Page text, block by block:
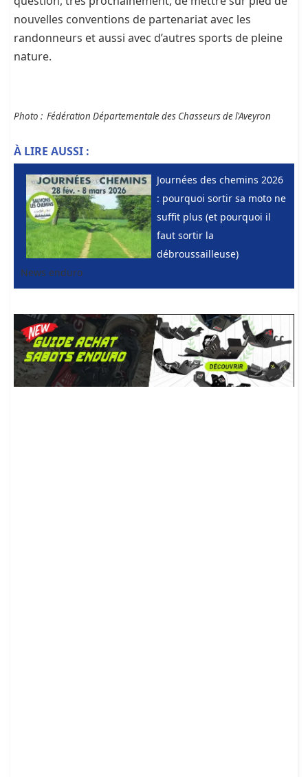
nouvelles conventions de partenariat avec les
randonneurs et aussi avec d’autres sports de pleine
nature.
Photo : Fédération Départementale des Chasseurs de l'Aveyron
À LIRE AUSSI :
Journées des chemins 2026
: pourquoi sortir sa moto ne
suffit plus (et pourquoi il
faut sortir la
débroussailleuse)
News enduro